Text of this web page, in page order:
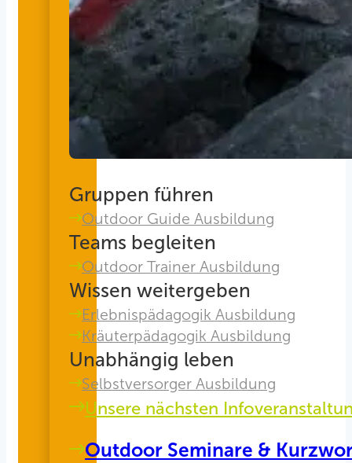
Gruppen führen
Outdoor Guide Ausbildung
Teams begleiten
Outdoor Trainer Ausbildung
Wissen weitergeben
Erlebnispädagogik Ausbildung
Kräuterpädagogik Ausbildung
Unabhängig leben
Selbstversorger Ausbildung
Unsere nächsten
Outdoor Seminare &